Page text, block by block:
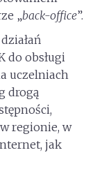
„back-office”.
do obsługi
uczelniach
drogą
regionie, w
jak